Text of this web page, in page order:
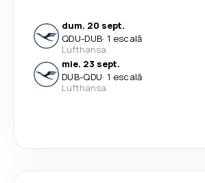
dum. 20 sept.
QDU-DUB· 1 escală
Lufthansa
mie. 23 sept.
DUB-QDU· 1 escală
Lufthansa